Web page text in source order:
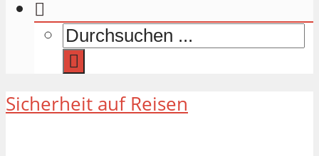
Sicherheit auf Reisen